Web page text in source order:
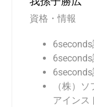
資格・情報
6seconds
6seconds
6seconds
（株）
アインス